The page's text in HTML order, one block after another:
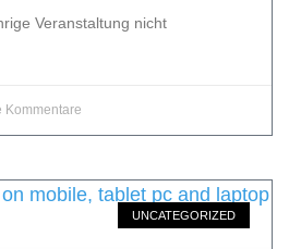
Veranstaltung nicht
Kommentare
UNCATEGORIZED